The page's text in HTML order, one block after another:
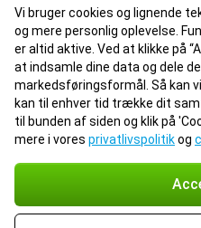
Vi bruger cookies og lignende
og mere personlig oplevelse.
er altid aktive. Ved at klikke på
at indsamle dine data og dele
markedsføringsformål. Så kan
kan til enhver tid trække dit
til bunden af siden og klik på
mere i vores privatlivspolitikog